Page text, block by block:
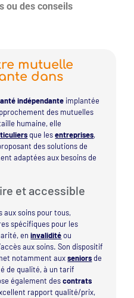
ou des conseils
mutuelle
dans
indépendante implantée
des mutuelles
humaine, elle
que lesentreprises,
des solutions de
adaptées aux besoins de
et accessible
aux soins pour tous,
spécifiques pour les
eninvaliditéou
aux soins. Son dispositif
notamment auxseniorsde
de qualité, à un tarif
également descontrats
rapport qualité/prix,